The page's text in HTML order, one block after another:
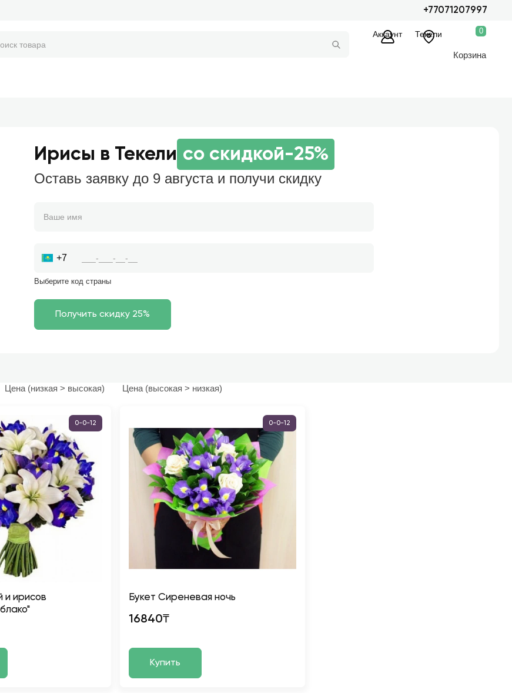
+77071207997
Аккаунт Текели 0
Корзина
Ирисы в Текели со скидкой-25%
Оставь заявку до 9 августа и получи скидку
+7
Выберите код страны
Цена (низкая > высокая) Цена (высокая > низкая)
0-0-12
и ирисов
0-0-12
Букет Сиреневая ночь
16840₸
Купить